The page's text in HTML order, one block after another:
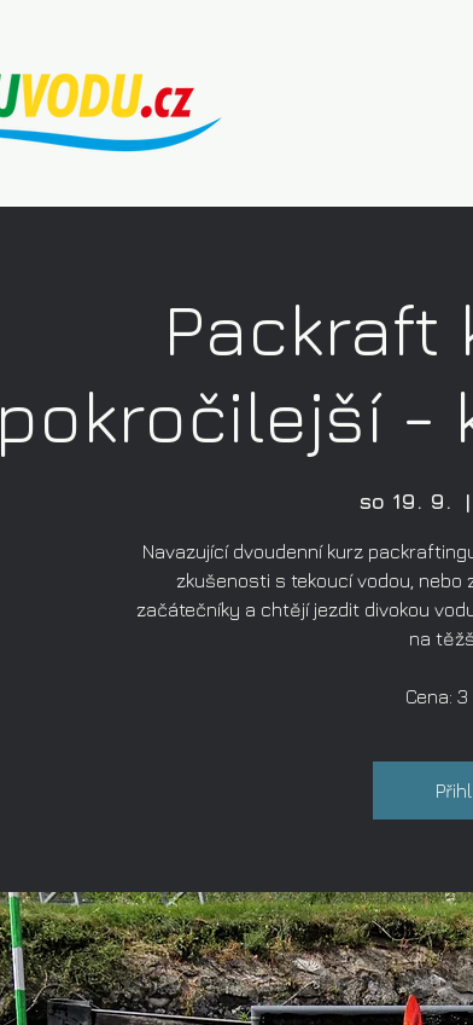
Packraft
pokročilejší -
so 19. 9.
  |
Navazující dvoudenní kurz
zkušenosti s tekoucí vodou,
začátečníky a chtějí jezdit divokou
na
Cena: